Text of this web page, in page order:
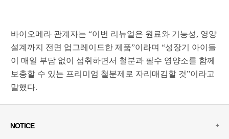
바이오메라 관계자는 “이번 리뉴얼은 원료와 기능성, 영양
설계까지 전면 업그레이드한 제품”이라며 “성장기 아이들
이 매일 부담 없이 섭취하면서 철분과 필수 영양소를 함께
보충할 수 있는 프리미엄 철분제로 자리매김할 것”이라고
말했다.
NOTICE +